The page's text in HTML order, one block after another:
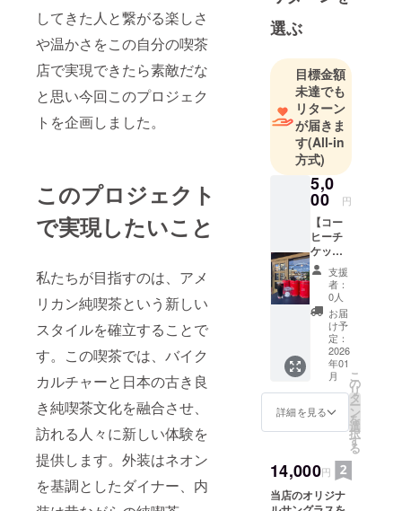
してきた人と繋がる楽しさ
や温かさをこの自分の喫茶
店で実現できたら素敵だな
と思い今回このプロジェク
トを企画しました。
このプロジェクト
で実現したいこと
私たちが目指すのは、アメ
リカン純喫茶という新しい
スタイルを確立することで
す。この喫茶では、バイク
カルチャーと日本の古き良
き純喫茶文化を融合させ、
訪れる人々に新しい体験を
提供します。外装はネオン
を基調としたダイナー、内
選ぶ
目標金額
未達でも
リターン
が届きま
す(All-in
方式)
5,0
00 円
【コー
ヒーチ
ケッ
ト】
コー
ヒーチ
ケット
5400円
分（450
円12
枚） ・
当店で
の珈琲
を飲む
際にご
利用い
ます。1
枚ずつ
の利用
支援
者：
0人
お届
け予
定：
2026
年01
月
詳細を見る
こ
の
リ
タ
ー
ン
を
選
択
す
る
14,000円
当店のオリジナ